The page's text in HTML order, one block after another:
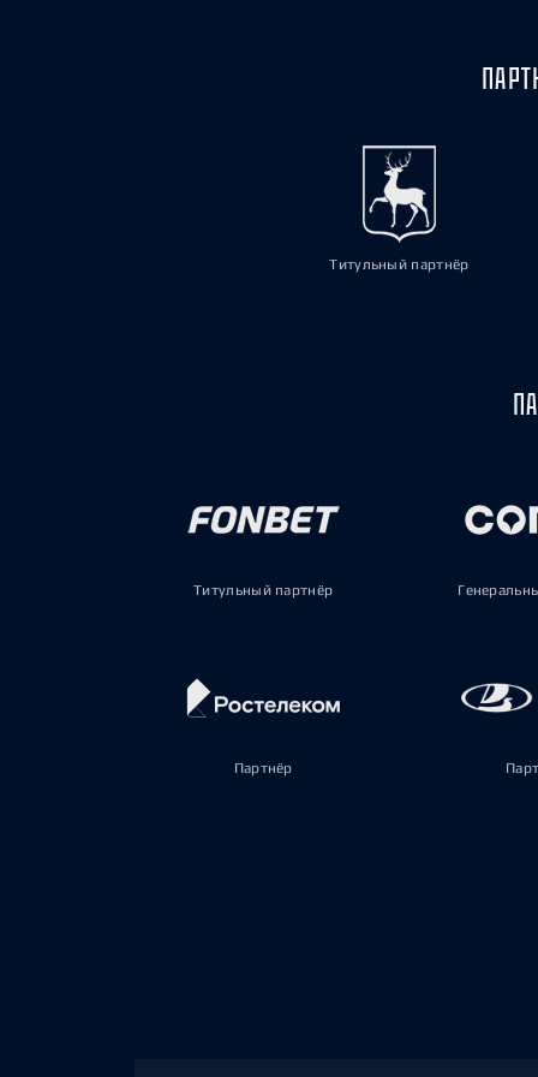
Титульный партнёр
Титульный партнёр
Партнёр